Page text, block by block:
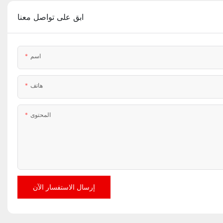
ابق على تواصل معنا
اسم
هاتف
المحتوى
إرسال الاستفسار الآن